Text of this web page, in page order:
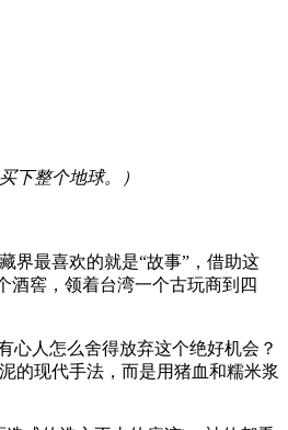
下整个地球。）
界最喜欢的就是“故事”，借助这
酒窖，领着台湾一个古玩商到四
心人怎么舍得放弃这个绝好机会？
的现代手法，而是用猪血和糯米浆